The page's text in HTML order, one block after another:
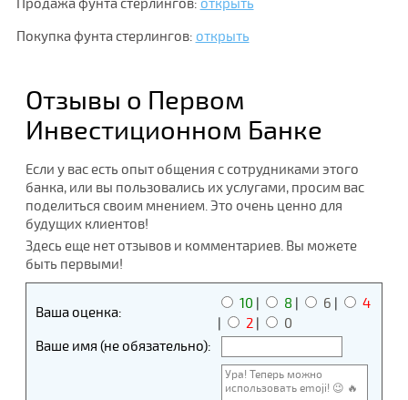
Продажа фунта стерлингов: открыть
Покупка фунта стерлингов: открыть
Отзывы о Первом
Инвестиционном Банке
Если у вас есть опыт общения с сотрудниками этого
банка, или вы пользовались их услугами, просим вас
поделиться своим мнением. Это очень ценно для
будущих клиентов!
Здесь еще нет отзывов и комментариев. Вы можете
быть первыми!
Ваша оценка:
10 | 8 | 6 |
4
|
2|
0
Ваше имя (не обязательно):